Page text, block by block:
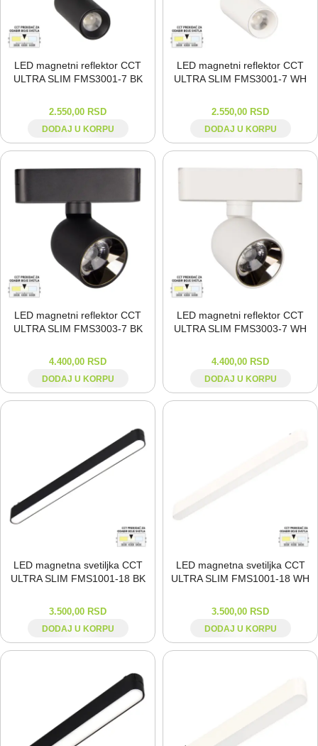
LED magnetni reflektor CCT
ULTRA SLIM FMS3001-⁠7 BK
2.550,00 RSD
DODAJ U KORPU
LED magnetni reflektor CCT
ULTRA SLIM FMS3001-⁠7 WH
2.550,00 RSD
DODAJ U KORPU
LED magnetni reflektor CCT
ULTRA SLIM FMS3003-⁠7 BK
4.400,00 RSD
DODAJ U KORPU
LED magnetni reflektor CCT
ULTRA SLIM FMS3003-⁠7 WH
4.400,00 RSD
DODAJ U KORPU
LED magnetna svetiljka CCT
ULTRA SLIM FMS1001-⁠18 BK
3.500,00 RSD
DODAJ U KORPU
LED magnetna svetiljka CCT
ULTRA SLIM FMS1001-⁠18 WH
3.500,00 RSD
DODAJ U KORPU